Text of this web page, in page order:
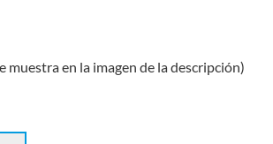
muestra en la imagen de la descripción)